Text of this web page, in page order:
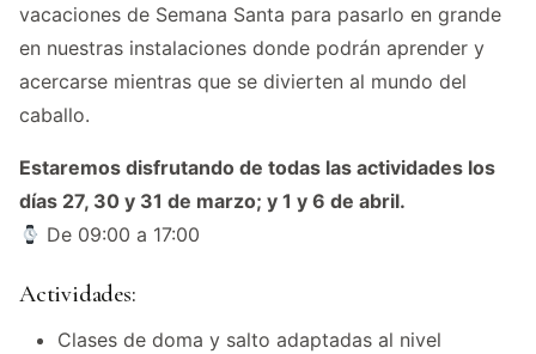
vacaciones de Semana Santa para pasarlo en grande
en nuestras instalaciones donde podrán aprender y
acercarse mientras que se divierten al mundo del
caballo.
Estaremos disfrutando de todas las actividades los
días 27, 30 y 31 de marzo; y 1 y 6 de abril.
De 09:00 a 17:00
Actividades:
Clases de doma y salto adaptadas al nivel